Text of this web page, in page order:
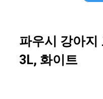
파우시 강아지
3L, 화이트